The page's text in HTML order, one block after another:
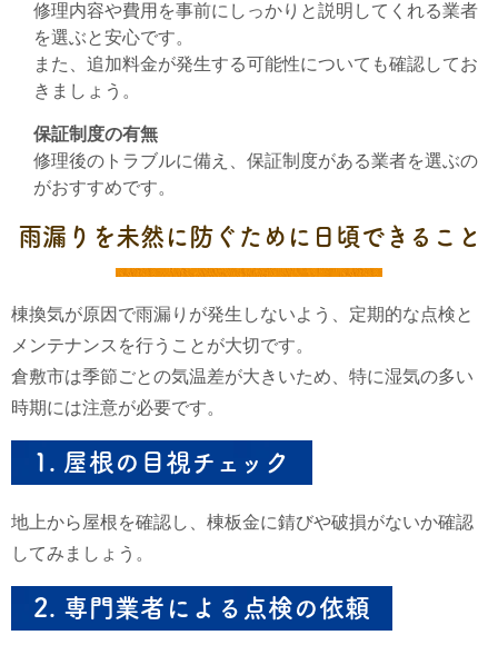
修理内容や費用を事前にしっかりと説明してくれる業者
を選ぶと安心です。
また、追加料金が発生する可能性についても確認してお
きましょう。
保証制度の有無
修理後のトラブルに備え、保証制度がある業者を選ぶの
がおすすめです。
雨漏りを未然に防ぐために日頃できること
棟換気が原因で雨漏りが発生しないよう、定期的な点検と
メンテナンスを行うことが大切です。
倉敷市は季節ごとの気温差が大きいため、特に湿気の多い
時期には注意が必要です。
1. 屋根の目視チェック
地上から屋根を確認し、棟板金に錆びや破損がないか確認
してみましょう。
2. 専門業者による点検の依頼